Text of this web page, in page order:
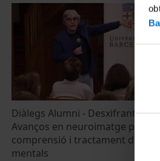
Diàlegs Alumni - Desxifrant el
Avanços en neuroimatge per a la
comprensió i tractament dels
mentals